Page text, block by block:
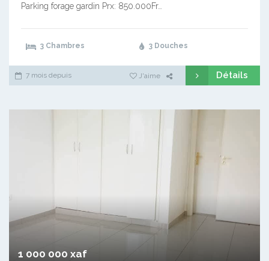
Parking forage gardin Prx: 850.000Fr…
3 Chambres 3 Douches
7 mois depuis J'aime Détails
1 000 000 xaf